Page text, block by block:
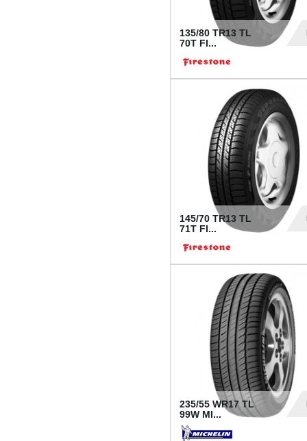
135/80 TR13 TL
70T FI...
145/70 TR13 TL
71T FI...
235/55 WR17 TL
99W MI...